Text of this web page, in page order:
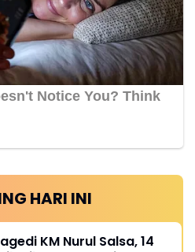
HARI INI
KM Nurul Salsa, 14